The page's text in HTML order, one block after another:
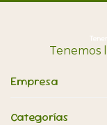
Tenemos
Empresa
Categorías